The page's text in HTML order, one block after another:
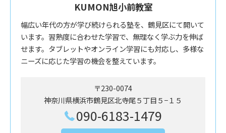
KUMON旭小前教室
幅広い年代の方が学び続けられる塾を、鶴見区にて開いて
います。習熟度に合わせた学習で、無理なく学ぶ力を伸ば
せます。タブレットやオンライン学習にも対応し、多様な
ニーズに応じた学習の機会を整えています。
〒230-0074
神奈川県横浜市鶴見区北寺尾５丁目５−１５
090-6183-1479